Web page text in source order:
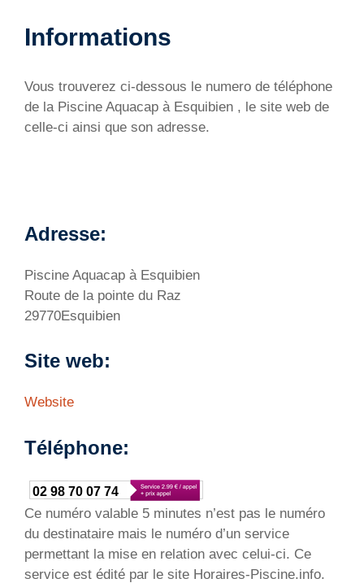
Informations
Vous trouverez ci-dessous le numero de téléphone
de la Piscine Aquacap à Esquibien , le site web de
celle-ci ainsi que son adresse.
Adresse:
Piscine Aquacap à Esquibien
Route de la pointe du Raz
29770Esquibien
Site web:
Website
Téléphone:
02 98 70 07 74
Ce numéro valable 5 minutes n’est pas le numéro
du destinataire mais le numéro d’un service
permettant la mise en relation avec celui-ci. Ce
service est édité par le site Horaires-Piscine.info.